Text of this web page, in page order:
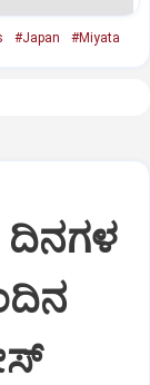
#Japan #Miyata
ದಿನಗಳ